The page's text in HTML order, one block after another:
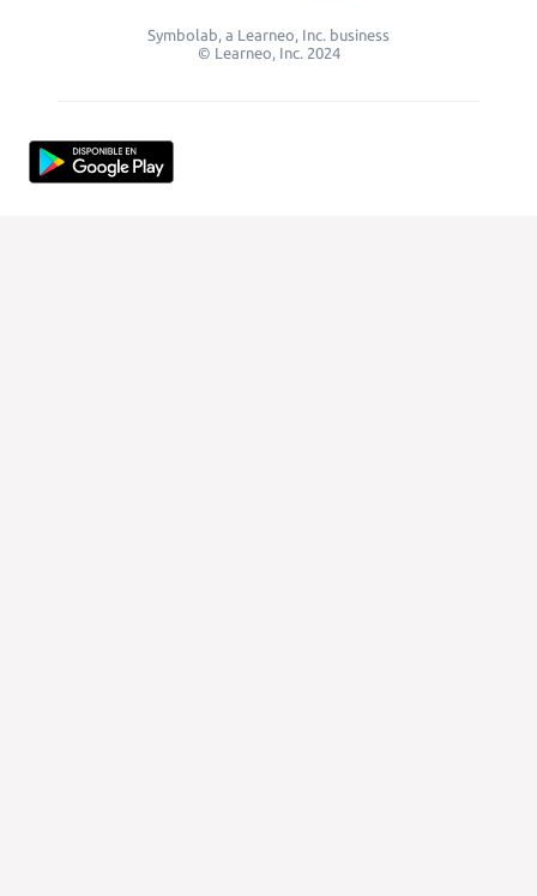
Symbolab, a Learneo, Inc. business
© Learneo, Inc. 2024